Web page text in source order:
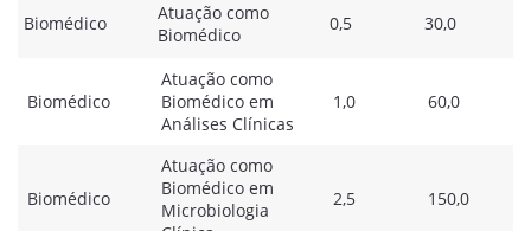
Biomédico
Atuação como
Biomédico
0,5 30,0
Biomédico
Atuação como
Biomédico em
Análises Clínicas
1,0 60,0
Biomédico
Atuação como
Biomédico em
Microbiologia
2,5 150,0